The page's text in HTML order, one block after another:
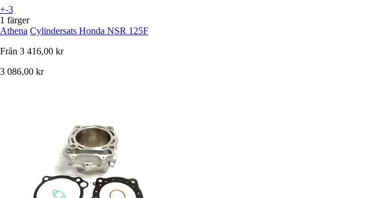
+-3
1 färger
Athena Cylindersats Honda NSR 125F
Från 3 416,00 kr
3 086,00 kr